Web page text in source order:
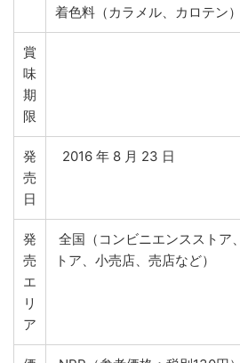
着色料（カラメル、カロテン
賞
味
期
限
発
売
日
2016 年 8 月 23 日
発
売
エ
リ
ア
全国（コンビニエンスストア
トア、小売店、売店など）